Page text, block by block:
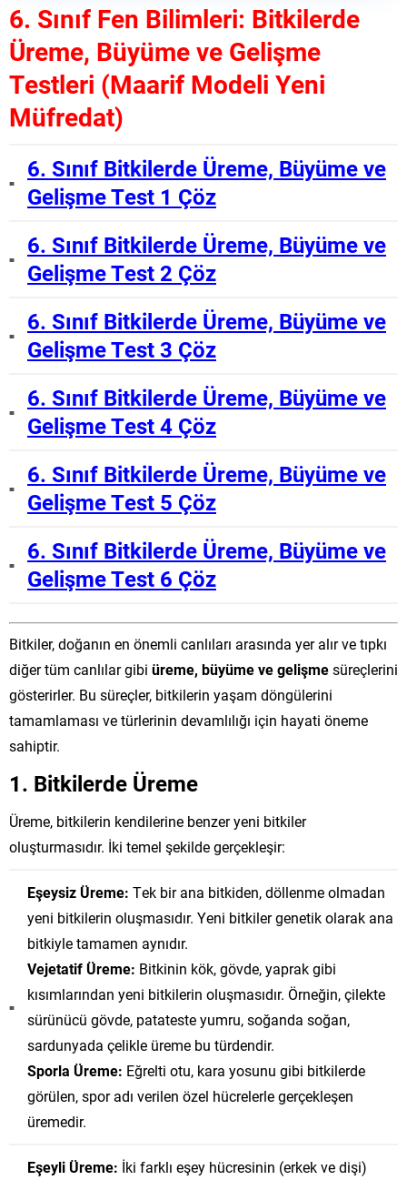
6. Sınıf Fen Bilimleri: Bitkilerde
Üreme, Büyüme ve Gelişme
Testleri (Maarif Modeli Yeni
Müfredat)
6. Sınıf Bitkilerde Üreme, Büyüme ve
Gelişme Test 1 Çöz
6. Sınıf Bitkilerde Üreme, Büyüme ve
Gelişme Test 2 Çöz
6. Sınıf Bitkilerde Üreme, Büyüme ve
Gelişme Test 3 Çöz
6. Sınıf Bitkilerde Üreme, Büyüme ve
Gelişme Test 4 Çöz
6. Sınıf Bitkilerde Üreme, Büyüme ve
Gelişme Test 5 Çöz
6. Sınıf Bitkilerde Üreme, Büyüme ve
Gelişme Test 6 Çöz
Bitkiler, doğanın en önemli canlıları arasında yer alır ve tıpkı
diğer tüm canlılar gibi üreme, büyüme ve gelişmesüreçlerini
gösterirler. Bu süreçler, bitkilerin yaşam döngülerini
tamamlaması ve türlerinin devamlılığı için hayati öneme
sahiptir.
1. Bitkilerde Üreme
Üreme, bitkilerin kendilerine benzer yeni bitkiler
oluşturmasıdır. İki temel şekilde gerçekleşir:
Eşeysiz Üreme: Tek bir ana bitkiden, döllenme olmadan
yeni bitkilerin oluşmasıdır. Yeni bitkiler genetik olarak ana
bitkiyle tamamen aynıdır.
Vejetatif Üreme: Bitkinin kök, gövde, yaprak gibi
kısımlarından yeni bitkilerin oluşmasıdır. Örneğin, çilekte
sürünücü gövde, patateste yumru, soğanda soğan,
sardunyada çelikle üreme bu türdendir.
Sporla Üreme: Eğrelti otu, kara yosunu gibi bitkilerde
görülen, spor adı verilen özel hücrelerle gerçekleşen
üremedir.
Eşeyli Üreme: İki farklı eşey hücresinin (erkek ve dişi)